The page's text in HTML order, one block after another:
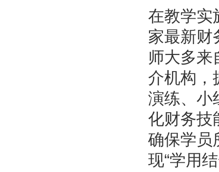
在教学实
家最新财
师大多来
介机构，
演练、小
化财务技
确保学员
现“学用